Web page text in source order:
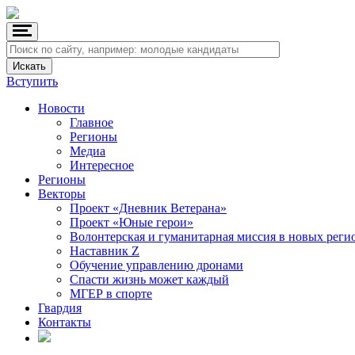
Вступить
Новости
Главное
Регионы
Медиа
Интересное
Регионы
Векторы
Проект «Дневник Ветерана»
Проект «Юные герои»
Волонтерская и гуманитарная миссия в новых
Наставник Z
Обучение управлению дронами
Спасти жизнь может каждый
МГЕР в спорте
Гвардия
Контакты